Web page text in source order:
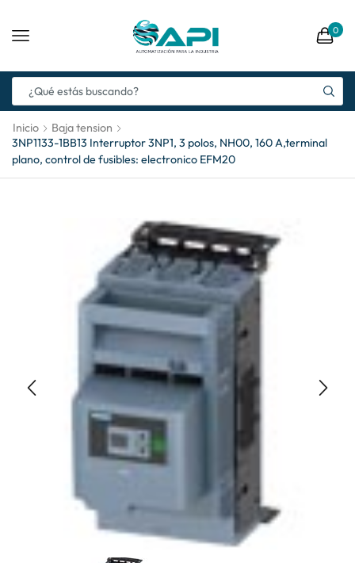
0
Inicio
Baja tension
3NP1133-1BB13 Interruptor 3NP1, 3 polos, NH00, 160 A,terminal
plano, control de fusibles: electronico EFM20